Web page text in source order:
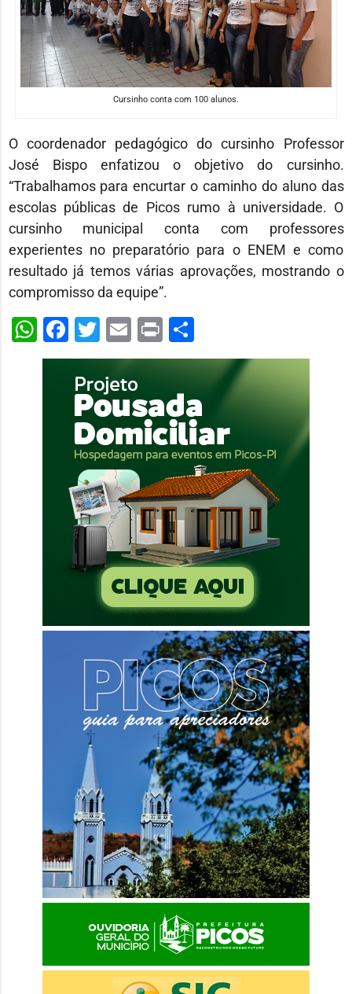
Cursinho conta com 100 alunos.
O coordenador pedagógico do cursinho Professor
José Bispo enfatizou o objetivo do cursinho.
“Trabalhamos para encurtar o caminho do aluno das
escolas públicas de Picos rumo à universidade. O
cursinho municipal conta com professores
experientes no preparatório para o ENEM e como
resultado já temos várias aprovações, mostrando o
compromisso da equipe”.
WhatsApp
Facebook
Twitter
EmailPrint